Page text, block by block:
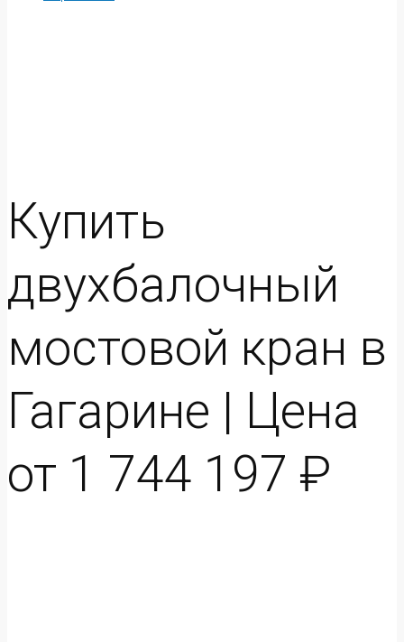
Купить
двухбалочный
мостовой кран в
Гагарине | Цена
от 1 744 197 ₽